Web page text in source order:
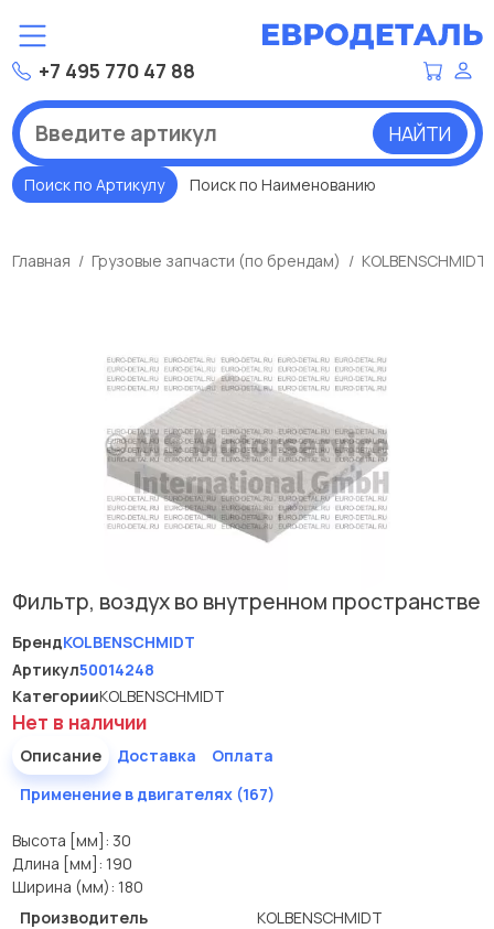
+7 495 770 47 88
НАЙТИ
Поиск по Артикулу Поиск по Наименованию
Главная Грузовые запчасти (по брендам) KOLBENSCHMIDT
Фильтр, воздух во внутренном пространстве
БрендKOLBENSCHMIDT
Артикул50014248
КатегорииKOLBENSCHMIDT
Нет в наличии
Описание Доставка
Оплата
Применение в двигателях (167)
Высота [мм]: 30
Длина [мм]: 190
Ширина (мм): 180
Производитель
KOLBENSCHMIDT